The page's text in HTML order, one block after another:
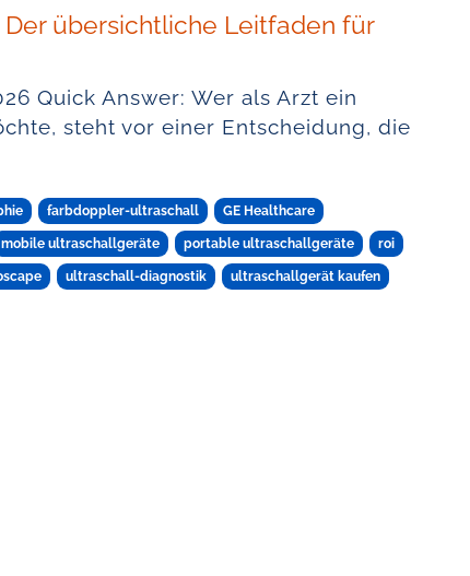
übersichtliche Leitfaden für
Quick Answer: Wer als Arzt ein
steht vor einer Entscheidung, die
farbdoppler-ultraschall GE Healthcare
mobile ultraschallgeräte portable ultraschallgeräte roi
ultraschall-diagnostik ultraschallgerät kaufen